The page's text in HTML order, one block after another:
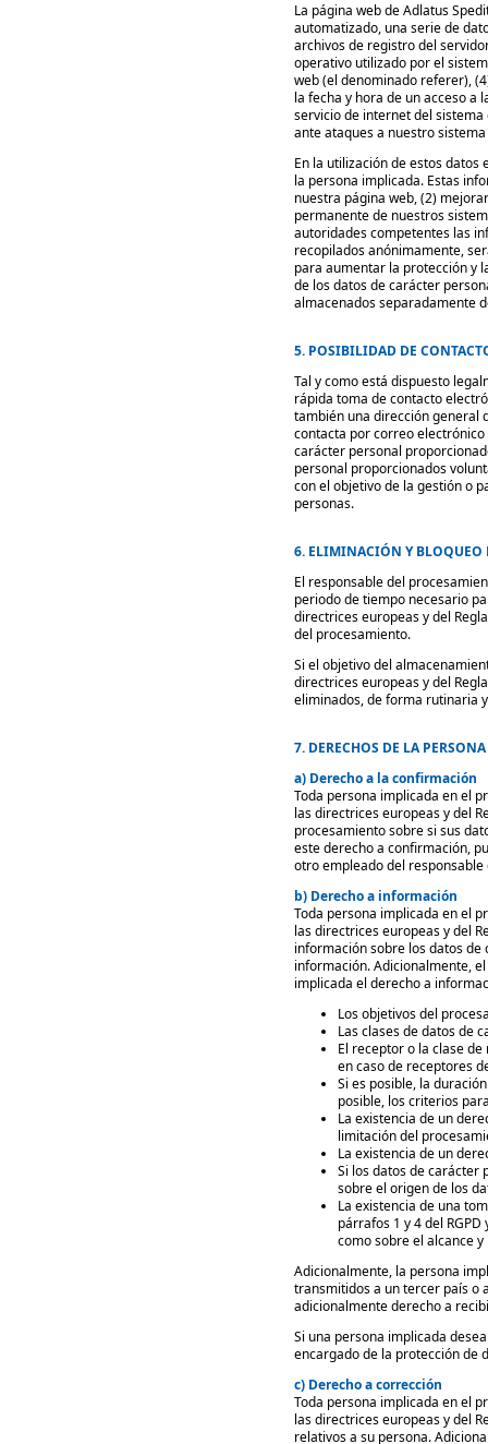
La página web de Adlatus
automatizado, una serie de
archivos de registro del
operativo utilizado por el
web (el denominado referer),
la fecha y hora de un acceso a
servicio de internet del
ante ataques a nuestro
En la utilización de estos
la persona implicada. Estas
nuestra página web, (2)
permanente de nuestros
autoridades competentes las
recopilados anónimamente,
para aumentar la protección y
de los datos de carácter
almacenados separadamente
5. POSIBILIDAD DE
Tal y como está dispuesto
rápida toma de contacto
también una dirección general
contacta por correo
carácter personal
personal proporcionados
con el objetivo de la gestión o
personas.
6. ELIMINACIÓN Y BLOQUEO
El responsable del
periodo de tiempo necesario
directrices europeas y del
del procesamiento.
Si el objetivo del
directrices europeas y del
eliminados, de forma rutinaria
7. DERECHOS DE LA
a) Derecho a la confirmación
Toda persona implicada en el
las directrices europeas y del
procesamiento sobre si sus
este derecho a confirmación,
otro empleado del
b) Derecho a información
Toda persona implicada en el
las directrices europeas y del
información sobre los datos
información. Adicionalmente,
implicada el derecho a
Los objetivos del
Las clases de datos de
El receptor o la clase
en caso de receptores
Si es posible, la
posible, los criterios
La existencia de un
limitación del
La existencia de un
Si los datos de carácter
sobre el origen de los
La existencia de una
párrafos 1 y 4 del
como sobre el alcance
Adicionalmente, la persona
transmitidos a un tercer país o
adicionalmente derecho a
Si una persona implicada
encargado de la protección de
c) Derecho a corrección
Toda persona implicada en el
las directrices europeas y del
relativos a su persona.